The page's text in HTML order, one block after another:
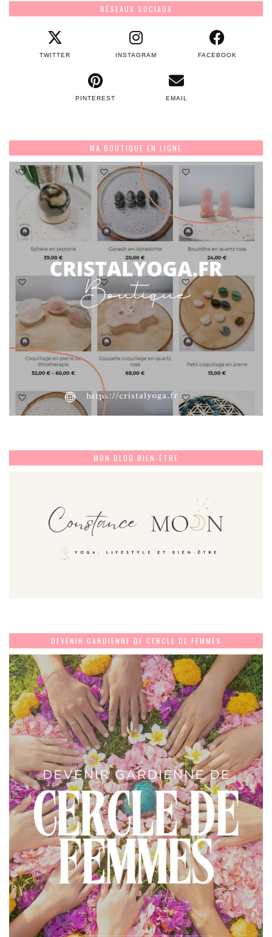
RÉSEAUX SOCIAUX
TWITTER INSTAGRAM FACEBOOK
PINTEREST EMAIL
MA BOUTIQUE EN LIGNE
MON BLOG BIEN-ÊTRE
DEVENIR GARDIENNE DE CERCLE DE FEMMES